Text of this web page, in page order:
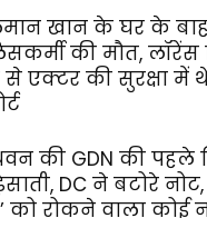
खान के घर के
की मौत, लॉरेंस
एक्टर की सुरक्षा में
की GDN की पहले
DC ने बटोरे नोट,
को रोकने वाला कोई